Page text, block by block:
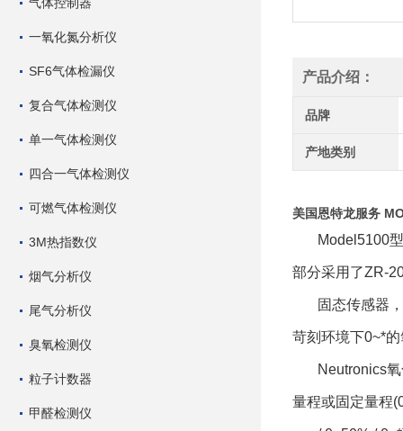
一氧化氮分析仪
SF6气体检漏仪
复合气体检测仪
单一气体检测仪
四合一气体检测仪
可燃气体检测仪
3M热指数仪
烟气分析仪
尾气分析仪
臭氧检测仪
粒子计数器
甲醛检测仪
产品介绍：
品牌
产地类别
美国恩特龙服务
Model5100
部分采用了ZR-
固态传感器
苛刻环境下0~*
Neutronics
量程或固定量程